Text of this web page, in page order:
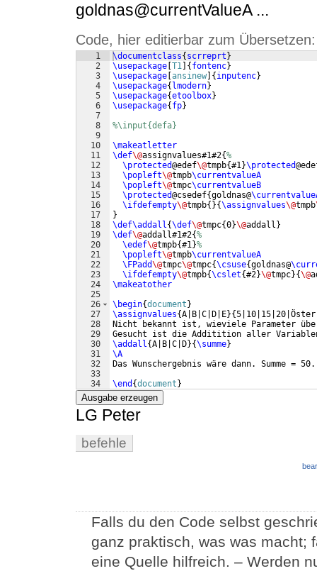
goldnas@currentValueA ...
Code, hier editierbar zum Übersetzen:
1
2
3
4
5
6
7
8
9
10
11
12
13
14
15
16
17
18
19
20
21
22
23
24
25
26
27
28
29
30
31
32
33
34
\documentclass{ scrreprt }
\usepackage T1 { fontenc}
\usepackage ansinew { inputenc}
\usepackage{ lmodern}
\usepackage{etoolbox}
\usepackage{ fp}
%\input{defa}
\makeatletter
\def\@assignvalues#1#2{%
\protected@edef\@tmpb{#1}\protected
\popleft\@tmpb\currentvalueA
\popleft\@tmpc\currentvalueB
\protected@csedef{goldnas@
\ifdefempty\@tmpb{ }{\assignvalues\@tmpb
}
\def\addall{\def\@tmpc{0}\@addall }
\def\@addall#1#2{%
\edef\@tmpb{#1}%
\popleft\@tmpb\currentvalueA
\FPadd\@tmpc\@tmpc{\csuse{goldnas@
\ifdefempty\@tmpb{\cslet{#2}\@tmpc}{\@
\makeatother
\begin{document }
\assignvalues{A|B|C|D|E}{
Nicht bekannt ist, wieviele Parameter
Gesucht ist die Additition aller
\addall{A|B|C|D}{\summe}
\A
Das Wunschergebnis wäre dann. Summe = 50.
\end {document }
Ausgabe erzeugen
LG Peter
befehle
Falls du den Code selbst
ganz praktisch, was was macht;
eine Quelle hilfreich. – Werden